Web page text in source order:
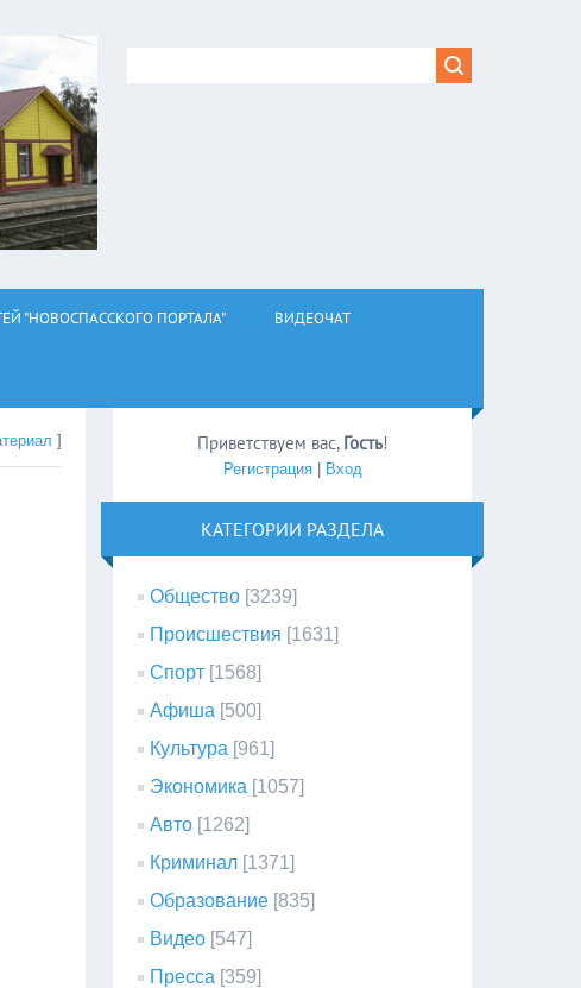
"НОВОСПАССКОГО ПОРТАЛА" ВИДЕОЧАТ
] Приветствуем вас, Гость!
Регистрация| Вход
КАТЕГОРИИ РАЗДЕЛА
Общество [3239]
Происшествия [1631]
Спорт [1568]
Афиша [500]
Культура [961]
Экономика [1057]
Авто [1262]
Криминал [1371]
Образование [835]
Видео [547]
Пресса [359]